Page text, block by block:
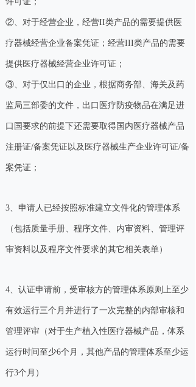
②、对于经营企业，经营II类产品的需要提供医
疗器械经营企业备案凭证；经营III类产品的需要
提供医疗器械经营企业许可证；
③、对于仅出口的企业，根据商务部、海关及药
监局三部委的文件，出口医疗防疫物品在满足进
口国要求的前提下还需要取得国内医疗器械产品
注册证/备案凭证以及医疗器械生产企业许可证/备
案凭证；
3、申请人已经按照标准建立文件化的管理体系
（包括质量手册、程序文件、内审资料、管理评
审资料以及程序文件要求的其它相关表单）
4、认证申请前，受审核方的管理体系原则上至少
有效运行三个月并进行了一次完整的内部审核和
管理评审（对于生产植入性医疗器械产品，体系
运行时间至少6个月，其他产品的管理体系至少运
行3个月）